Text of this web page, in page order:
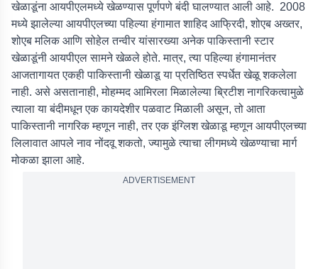
खेळाडूंना आयपीएलमध्ये खेळण्यास पूर्णपणे बंदी घालण्यात आली आहे. 2008
मध्ये झालेल्या आयपीएलच्या पहिल्या हंगामात शाहिद आफ्रिदी, शोएब अख्तर,
शोएब मलिक आणि सोहेल तन्वीर यांसारख्या अनेक पाकिस्तानी स्टार
खेळाडूंनी आयपीएल सामने खेळले होते. मात्र, त्या पहिल्या हंगामानंतर
आजतागायत एकही पाकिस्तानी खेळाडू या प्रतिष्ठित स्पर्धेत खेळू शकलेला
नाही. असे असतानाही, मोहम्मद आमिरला मिळालेल्या ब्रिटीश नागरिकत्वामुळे
त्याला या बंदीमधून एक कायदेशीर पळवाट मिळाली असून, तो आता
पाकिस्तानी नागरिक म्हणून नाही, तर एक इंग्लिश खेळाडू म्हणून आयपीएलच्या
लिलावात आपले नाव नोंदवू शकतो, ज्यामुळे त्याचा लीगमध्ये खेळण्याचा मार्ग
मोकळा झाला आहे.
ADVERTISEMENT